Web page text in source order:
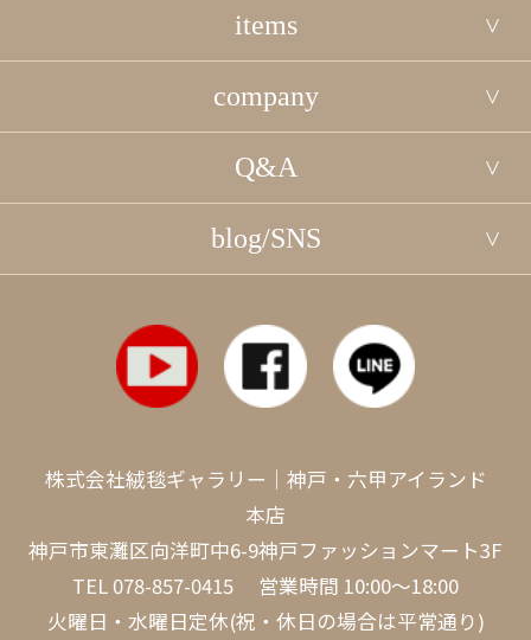
items
company
Q&A
blog/SNS
株式会社絨毯ギャラリー｜神戸・六甲アイランド
本店
神戸市東灘区向洋町中6-9神戸ファッションマート3F
TEL 078-857-0415 営業時間 10:00～18:00
火曜日・水曜日定休(祝・休日の場合は平常通り)